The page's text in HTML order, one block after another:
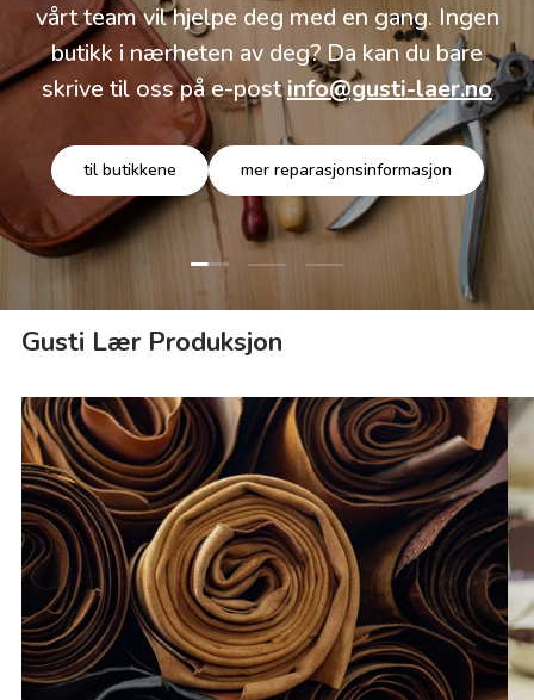
vårt team vil hjelpe deg med en gang. Ingen
butikk i nærheten av deg? Da kan du bare
skrive til oss på e-postinfo@gusti-laer.no
til butikkene mer reparasjonsinformasjon
Last lysbilde 1 av 3
Last lysbilde 2 av 3
Last lysbilde 3 av 3
Gusti Lær Produksjon